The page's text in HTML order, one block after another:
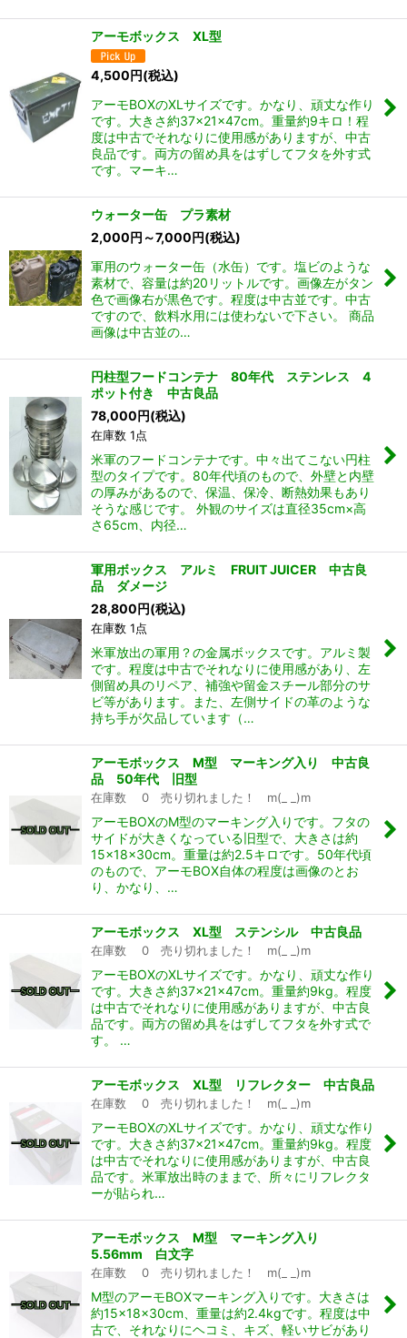
アーモボックス XL型
4,500円(税込)
アーモBOXのXLサイズです。かなり、頑丈な作り
です。大きさ約37×21×47cm。重量約9キロ！程
度は中古でそれなりに使用感がありますが、中古
良品です。両方の留め具をはずしてフタを外す式
です。マーキ…
ウォーター缶 プラ素材
2,000円 ～7,000円(税込)
軍用のウォーター缶（水缶）です。塩ビのような
素材で、容量は約20リットルです。画像左がタン
色で画像右が黒色です。程度は中古並です。中古
ですので、飲料水用には使わないで下さい。 商品
画像は中古並の…
円柱型フードコンテナ 80年代 ステンレス 4
ポット付き 中古良品
78,000円(税込)
在庫数 1点
米軍のフードコンテナです。中々出てこない円柱
型のタイプです。80年代頃のもので、外壁と内壁
の厚みがあるので、保温、保冷、断熱効果もあり
そうな感じです。 外観のサイズは直径35cm×高
さ65cm、内径…
軍用ボックス アルミ FRUIT JUICER 中古良
品 ダメージ
28,800円(税込)
在庫数 1点
米軍放出の軍用？の金属ボックスです。アルミ製
です。程度は中古でそれなりに使用感があり、左
側留め具のリペア、補強や留金スチール部分のサ
ビ等があります。また、左側サイドの革のような
持ち手が欠品しています（…
アーモボックス M型 マーキング入り 中古良
品 50年代 旧型
在庫数 0 売り切れました！ m(_ _)m
アーモBOXのM型のマーキング入りです。フタの
サイドが大きくなっている旧型で、大きさは約
15×18×30cm。重量は約2.5キロです。50年代頃
のもので、アーモBOX自体の程度は画像のとお
り、かなり、…
アーモボックス XL型 ステンシル 中古良品
在庫数 0 売り切れました！ m(_ _)m
アーモBOXのXLサイズです。かなり、頑丈な作り
です。大きさ約37×21×47cm。重量約9kg。程度
は中古でそれなりに使用感がありますが、中古良
品です。両方の留め具をはずしてフタを外す式で
す。 …
アーモボックス XL型 リフレクター 中古良品
在庫数 0 売り切れました！ m(_ _)m
アーモBOXのXLサイズです。かなり、頑丈な作り
です。大きさ約37×21×47cm。重量約9kg。程度
は中古でそれなりに使用感がありますが、中古良
品です。米軍放出時のままで、所々にリフレクタ
ーが貼られ…
アーモボックス M型 マーキング入り
5.56mm 白文字
在庫数 0 売り切れました！ m(_ _)m
M型のアーモBOXマーキング入りです。大きさは
約15×18×30cm、重量は約2.4kgです。程度は中
古で、それなりにヘコミ、キズ、軽いサビがあり